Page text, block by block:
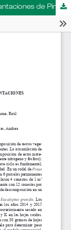
Aspectos productivos y ecológicos en plantaciones de Pinus y Eucalyptus